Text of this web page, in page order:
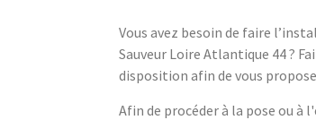
Vous avez besoin de faire
Sauveur Loire Atlantique 44 ?
disposition afin de vous
Afin de procéder à la pose ou